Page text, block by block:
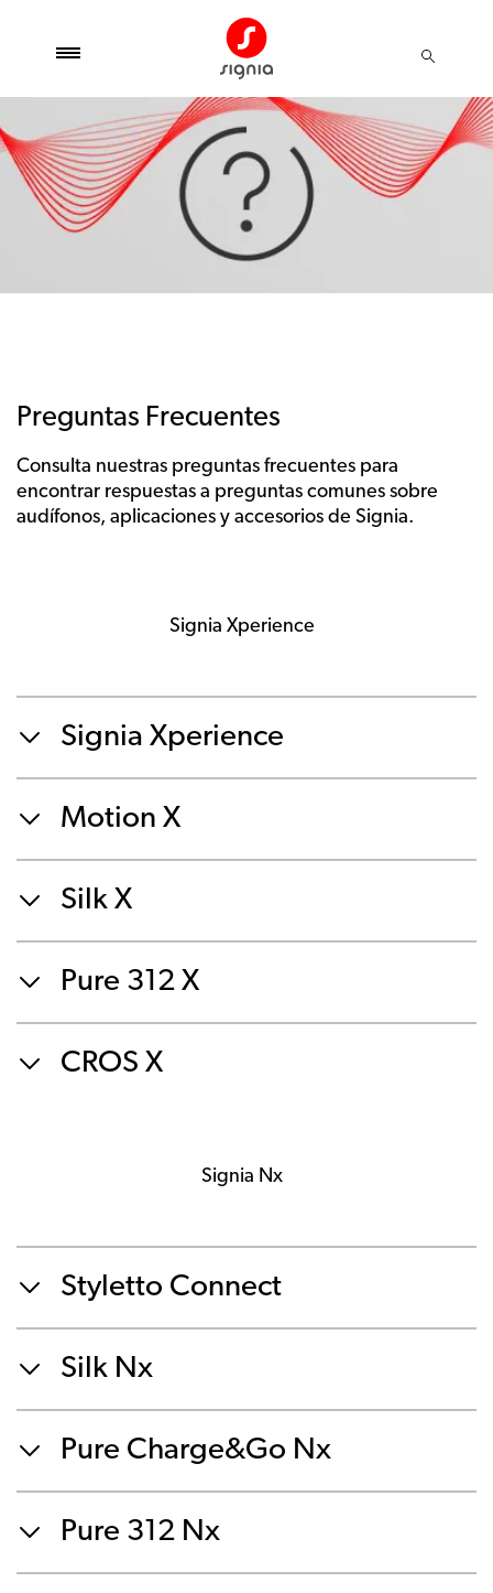
Preguntas Frecuentes
Consulta nuestras preguntas frecuentes para
encontrar respuestas a preguntas comunes sobre
audífonos, aplicaciones y accesorios de Signia.
Signia Xperience
Signia Xperience
Motion X
Silk X
Pure 312 X
CROS X
Signia Nx
Styletto Connect
Silk Nx
Pure Charge&Go Nx
Pure 312 Nx